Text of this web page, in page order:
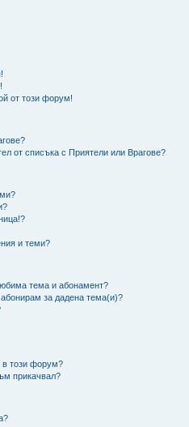
от този форум!
от списъка с Приятели или Врагове?
и теми?
тема и абонамент?
за дадена тема(и)?
в този форум?
прикачвал?